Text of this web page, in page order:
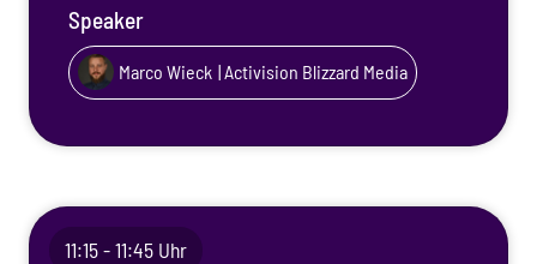
Speaker
Marco Wieck | Activision Blizzard Media
11:15 - 11:45 Uhr